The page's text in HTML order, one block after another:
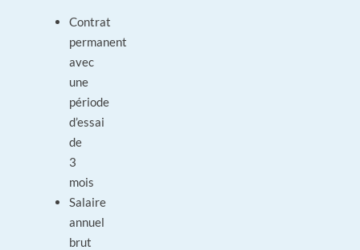
Contrat
permanent
avec
une
période
d’essai
de
3
mois
Salaire
annuel
brut